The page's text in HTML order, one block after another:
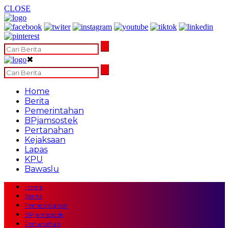
CLOSE
✖
Home
Berita
Pemerintahan
BPjamsostek
Pertanahan
Kejaksaan
Lapas
KPU
Bawaslu
Home
Berita
Pemerintahan
BPjamsostek
Pertanahan